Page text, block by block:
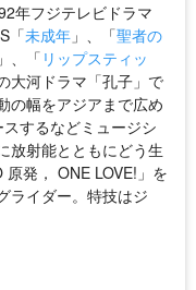
年フジテレビドラマ
「未成年 」、「聖者の
」、「 リップスティッ
大河ドラマ「孔子」で
の幅をアジアまで広め
するなどミュージシ
放射能とともにどう生
発， ONE LOVE!」を
ライダー。特技はジ